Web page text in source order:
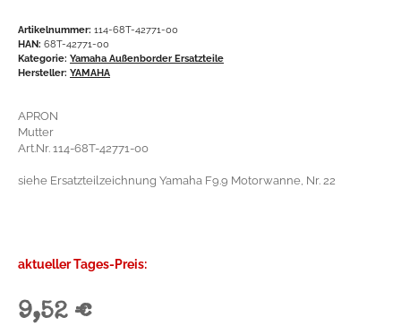
Artikelnummer: 114-68T-42771-00
HAN: 68T-42771-00
Kategorie: Yamaha Außenborder Ersatzteile
Hersteller: YAMAHA
APRON
Mutter
Art.Nr. 114-68T-42771-00
siehe Ersatzteilzeichnung Yamaha F9.9 Motorwanne, Nr. 22
aktueller Tages-Preis:
9,52 €